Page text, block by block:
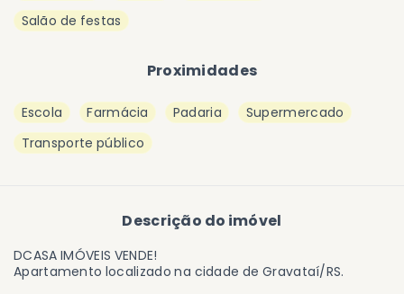
Salão de festas
Proximidades
Escola Farmácia Padaria
Supermercado
Transporte público
Descrição do imóvel
DCASA IMÓVEIS VENDE!
Apartamento localizado na cidade de Gravataí/RS.